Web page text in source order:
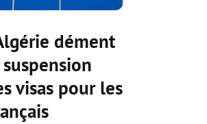
dément
visas pour les